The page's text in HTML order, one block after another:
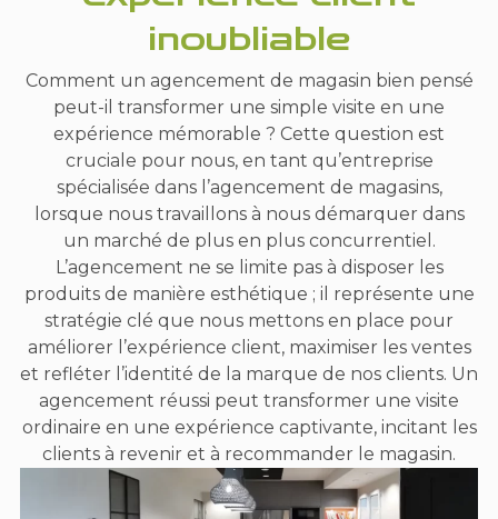
inoubliable
Comment un agencement de magasin bien pensé
peut-il transformer une simple visite en une
expérience mémorable ? Cette question est
cruciale pour nous, en tant qu’entreprise
spécialisée dans l’agencement de magasins,
lorsque nous travaillons à nous démarquer dans
un marché de plus en plus concurrentiel.
L’agencement ne se limite pas à disposer les
produits de manière esthétique ; il représente une
stratégie clé que nous mettons en place pour
améliorer l’expérience client, maximiser les ventes
et refléter l’identité de la marque de nos clients. Un
agencement réussi peut transformer une visite
ordinaire en une expérience captivante, incitant les
clients à revenir et à recommander le magasin.